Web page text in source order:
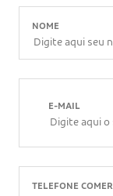
NOME
E-MAIL
TELEFONE